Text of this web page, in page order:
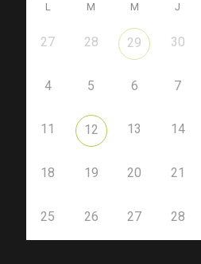
L M M J
27 28 29 30
4 5 6 7
11 12 13 14
18 19 20 21
25 26 27 28